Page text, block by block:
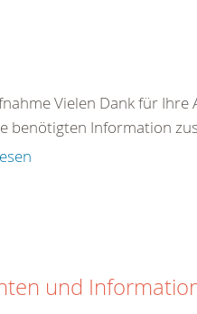
Vielen Dank für
benötigten Information
und